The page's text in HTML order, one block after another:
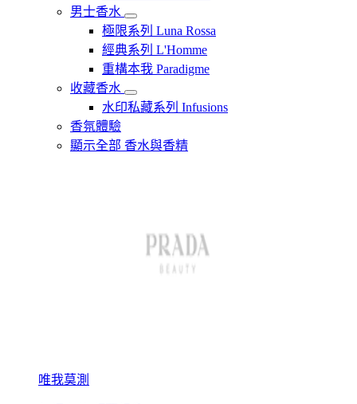
男士香水
極限系列 Luna Rossa
經典系列 L'Homme
重構本我 Paradigme
收藏香水
水印私藏系列 Infusions
香氛體驗
顯示全部 香水與香精
唯我莫測